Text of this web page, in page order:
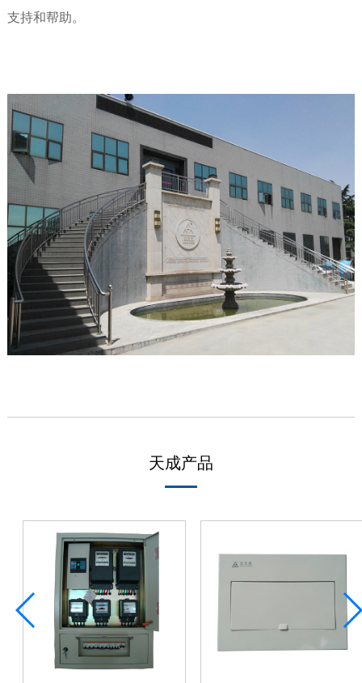
支持和帮助。
天成产品